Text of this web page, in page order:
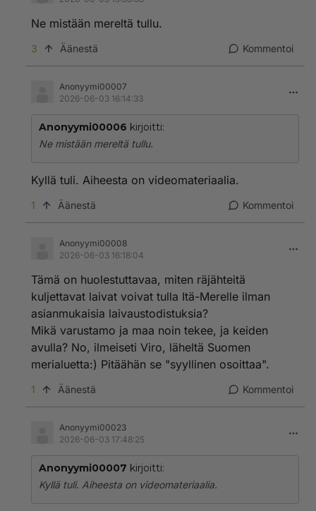
Ne mistään mereltä tullu.
3 Äänestä Kommentoi
Anonyymi00007
2026-06-03 16:14:33
Anonyymi00006 kirjoitti:
Ne mistään mereltä tullu.
Kyllä tuli. Aiheesta on videomateriaalia.
1 Äänestä Kommentoi
Anonyymi00008
2026-06-03 16:18:04
Tämä on huolestuttavaa, miten räjähteitä
kuljettavat laivat voivat tulla Itä-Merelle ilman
asianmukaisia laivaustodistuksia?
Mikä varustamo ja maa noin tekee, ja keiden
avulla? No, ilmeiseti Viro, läheltä Suomen
merialuetta:) Pitäähän se "syyllinen osoittaa".
1 Äänestä Kommentoi
Anonyymi00023
2026-06-03 17:48:25
Anonyymi00007 kirjoitti:
Kyllä tuli. Aiheesta on videomateriaalia.